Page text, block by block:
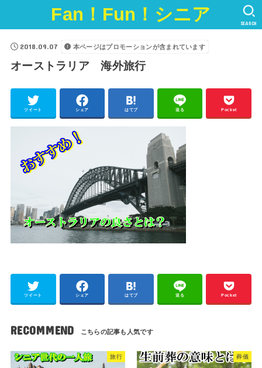
Fan！Fun！シニア SEARCH
2018.09.07 本ページはプロモーションが含まれています
オーストラリア 海外旅行
ツイート シェア はてブ 送る Pocket
ツイート シェア はてブ 送る Pocket
RECOMMEND
旅行 葬儀